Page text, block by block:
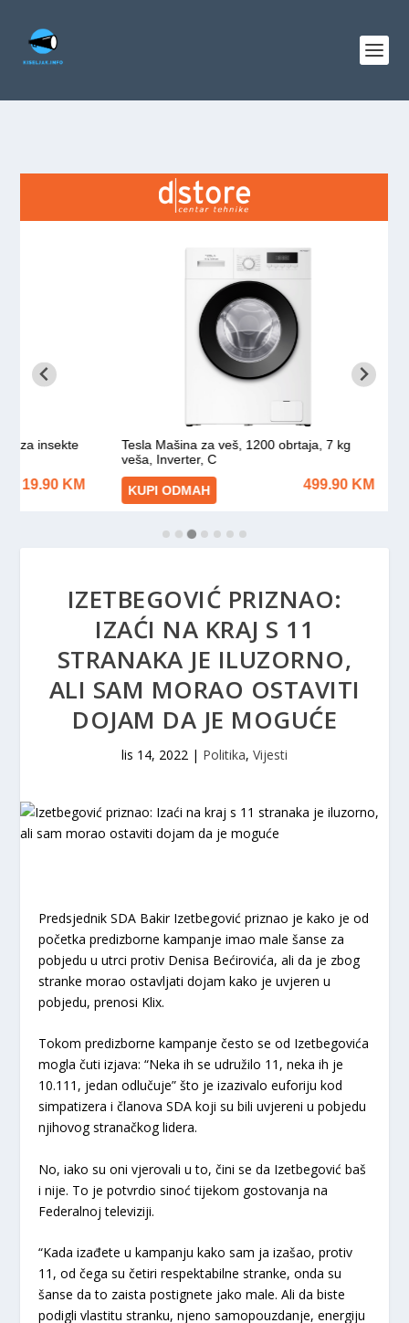
IZETBEGOVIĆ PRIZNAO:
IZAĆI NA KRAJ S 11
STRANAKA JE ILUZORNO,
ALI SAM MORAO OSTAVITI
DOJAM DA JE MOGUĆE
lis 14, 2022 | Politika, Vijesti
Predsjednik SDA Bakir Izetbegović priznao je kako je od
početka predizborne kampanje imao male šanse za
pobjedu u utrci protiv Denisa Bećirovića, ali da je zbog
stranke morao ostavljati dojam kako je uvjeren u
pobjedu, prenosi Klix.
Tokom predizborne kampanje često se od Izetbegovića
mogla čuti izjava: “Neka ih se udružilo 11, neka ih je
10.111, jedan odlučuje” što je izazivalo euforiju kod
simpatizera i članova SDA koji su bili uvjereni u pobjedu
njihovog stranačkog lidera.
No, iako su oni vjerovali u to, čini se da Izetbegović baš
i nije. To je potvrdio sinoć tijekom gostovanja na
Federalnoj televiziji.
“Kada izađete u kampanju kako sam ja izašao, protiv
11, od čega su četiri respektabilne stranke, onda su
šanse da to zaista postignete jako male. Ali da biste
podigli vlastitu stranku, njeno samopouzdanje, energiju